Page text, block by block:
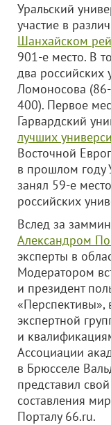
Уральский
участие в
Шанхайском
901-е место. В
два российских
Ломоносова
400). Первое
Гарвардский
лучших
Восточной
в прошлом году
занял 59-е
российских
Вслед за
Александром
эксперты в
Модератором
и президент
экспертной
и
Ассоциации
в Брюсселе
представил
составления
Порталу 66.ru.